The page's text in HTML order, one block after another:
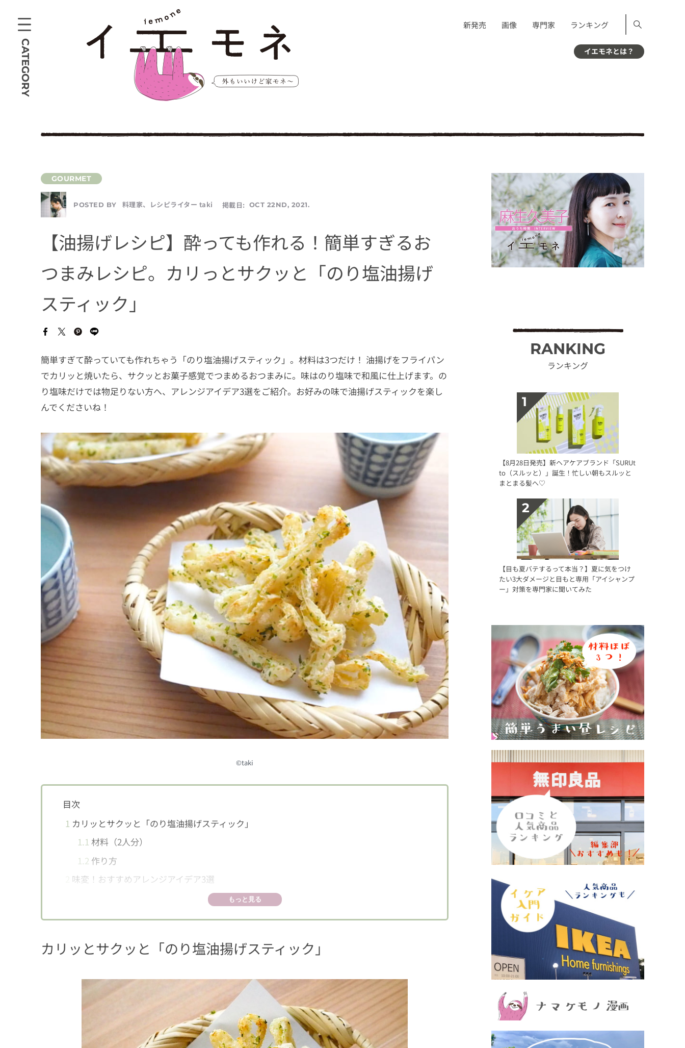
CATEGORY
新発売 画像 専門家 ランキング
イエモネとは？
POSTED BY 料理家、レシピライター taki 掲載日: OCT 22ND, 2021.
【油揚げレシピ】酔っても作れる！簡単すぎるお
つまみレシピ。カリっとサクッと「のり塩油揚げ
スティック」
簡単すぎて酔っていても作れちゃう「のり塩油揚げスティック」。材料は3つだけ！ 油揚げをフライパン
でカリッと焼いたら、サクッとお菓子感覚でつまめるおつまみに。味はのり塩味で和風に仕上げます。の
り塩味だけでは物足りない方へ、アレンジアイデア3選をご紹介。お好みの味で油揚げスティックを楽し
んでくださいね！
©︎taki
目次
1 カリッとサクッと「のり塩油揚げスティック」
1.1 材料（2人分）
1.2 作り方
味変！おすすめアレンジアイデア3選
2.2ホットチリ味
もっと見る
カリッとサクッと「のり塩油揚げスティック」
RANKING
ランキング
【8月28日発売】新ヘアケアブランド「SURUt
to（スルッと）」誕生！忙しい朝もスルッと
まとまる髪へ♡
【目も夏バテするって本当？】夏に気をつけ
たい3大ダメージと目もと専用「アイシャンプ
ー」対策を専門家に聞いてみた